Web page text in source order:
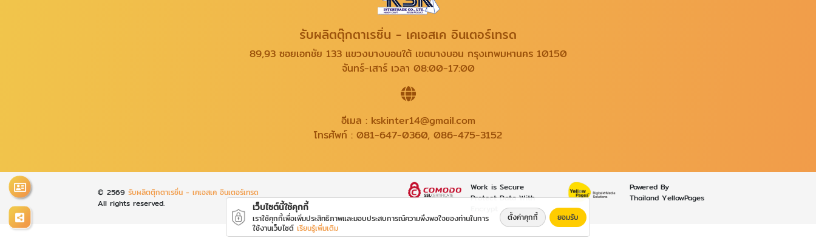
รับผลิตตุ๊กตาเรซิ่น - เคเอสเค อินเตอร์เทรด
89,93 ซอยเอกชัย 133 แขวงบางบอนใต้ เขตบางบอน กรุงเทพมหานคร 10150
จันทร์-เสาร์ เวลา 08:00-17:00
อีเมล : kskinter14@gmail.com
โทรศัพท์ : 081-647-0360, 086-475-3152
© 2569รับผลิตตุ๊กตาเรซิ่น - เคเอสเค อินเตอร์เทรด
All rights reserved.
Work is Secure
Protect Data With
Powered By
Thailand YellowPages
เว็บไซต์นี้ใช้คุกกี้
เราใช้คุกกี้เพื่อเพิ่มประสิทธิภาพและมอบประสบการณ์ความพึงพอใจของท่านในการ
ใช้งานเว็บไซต์ เรียนรู้เพิ่มเติม
ตั้งค่าคุกกี้ ยอมรับ